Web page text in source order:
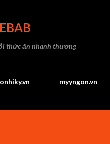
thức ăn nhanh thương
myyngon.vn